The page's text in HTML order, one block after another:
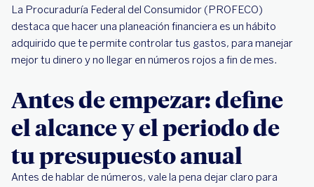
La Procuraduría Federal del Consumidor (PROFECO)
destaca que hacer una planeación financiera es un hábito
adquirido que te permite controlar tus gastos, para manejar
mejor tu dinero y no llegar en números rojos a fin de mes.
Antes de empezar: define
el alcance y el periodo de
tu presupuesto anual
Antes de hablar de números, vale la pena dejar claro para